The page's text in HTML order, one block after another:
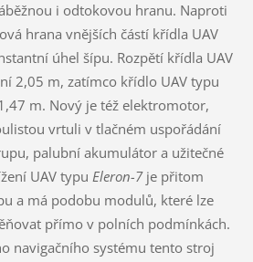
i odtokovou hranu. Naproti
hrana vnějších částí křídla UAV
úhel šípu. Rozpětí křídla UAV
2,05 m, zatímco křídlo UAV typu
m. Nový je též elektromotor,
vrtuli v tlačném uspořádání
palubní akumulátor a užitečné
UAV typu Eleron-7je přitom
a má podobu modulů, které lze
přímo v polních podmínkách.
navigačního systému tento stroj